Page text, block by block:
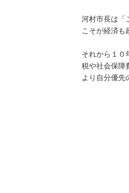
河村市長は「
こそが経済も
それから１０
税や社会保障
より自分優先